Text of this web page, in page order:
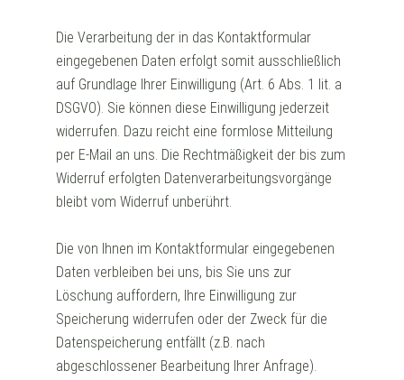
Die Verarbeitung der in das Kontaktformular
eingegebenen Daten erfolgt somit ausschließlich
auf Grundlage Ihrer Einwilligung (Art. 6 Abs. 1 lit. a
DSGVO). Sie können diese Einwilligung jederzeit
widerrufen. Dazu reicht eine formlose Mitteilung
per E-Mail an uns. Die Rechtmäßigkeit der bis zum
Widerruf erfolgten Datenverarbeitungsvorgänge
bleibt vom Widerruf unberührt.
Die von Ihnen im Kontaktformular eingegebenen
Daten verbleiben bei uns, bis Sie uns zur
Löschung auffordern, Ihre Einwilligung zur
Speicherung widerrufen oder der Zweck für die
Datenspeicherung entfällt (z.B. nach
abgeschlossener Bearbeitung Ihrer Anfrage).